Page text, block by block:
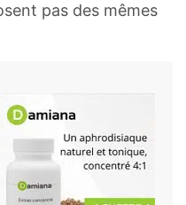
pas des mêmes